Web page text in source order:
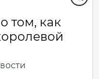
том, как